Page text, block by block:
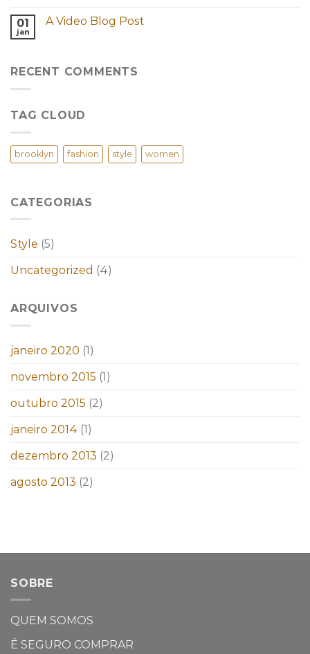
01
jan
A Video Blog Post
RECENT COMMENTS
TAG CLOUD
brooklyn fashion style women
CATEGORIAS
Style (5)
Uncategorized (4)
ARQUIVOS
janeiro 2020 (1)
novembro 2015 (1)
outubro 2015 (2)
janeiro 2014 (1)
dezembro 2013 (2)
agosto 2013 (2)
SOBRE
QUEM SOMOS
É SEGURO COMPRAR